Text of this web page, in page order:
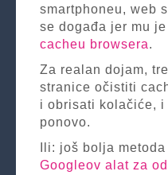
smartphoneu, web
se događa jer mu
cacheu browsera.
Za realan dojam,
stranice očistiti
i obrisati kolačiće, i
ponovo.
Ili: još bolja
Googleov alat za